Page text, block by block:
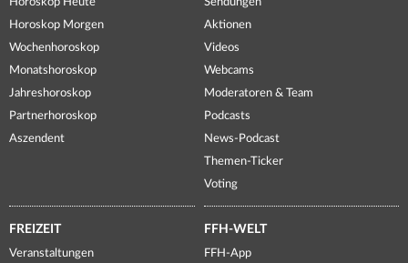
Horoskop Heute
Horoskop Morgen
Wochenhoroskop
Monatshoroskop
Jahreshoroskop
Partnerhoroskop
Aszendent
Sendungen
Aktionen
Videos
Webcams
Moderatoren & Team
Podcasts
News-Podcast
Themen-Ticker
Voting
FREIZEIT
Veranstaltungen
FFH-WELT
FFH-App